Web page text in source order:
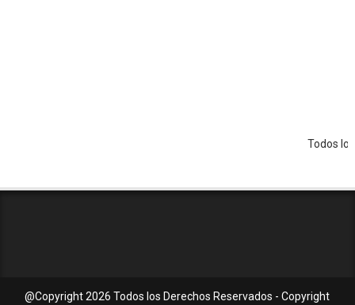
Todos los
@Copyright2026 Todos los Derechos Reservados - Copyright